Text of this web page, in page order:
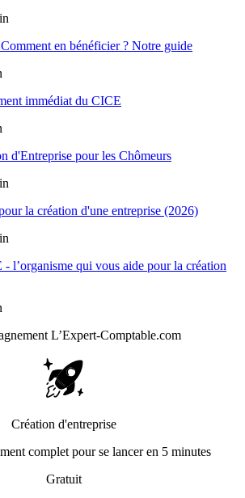
en bénéficier ? Notre guide
immédiat du CICE
d'Entreprise pour les Chômeurs
la création d'une entreprise (2026)
l’organisme qui vous aide pour la création
L’Expert-Comptable.com
Création d'entreprise
complet pour se lancer en 5 minutes
Gratuit